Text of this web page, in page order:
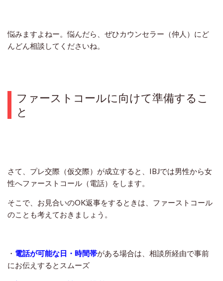
悩みますよねー。悩んだら、ぜひカウンセラー（仲人）にど
んどん相談してくださいね。
ファーストコールに向けて準備するこ
と
さて、プレ交際（仮交際）が成立すると、IBJでは男性から女
性へファーストコール（電話）をします。
そこで、お見合いのOK返事をするときは、ファーストコール
のことも考えておきましょう。
・ 電話が可能な日・時間帯がある場合は、相談所経由で事前
にお伝えするとスムーズ